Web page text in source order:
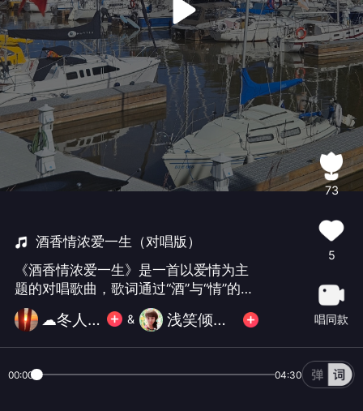
酒香情浓爱一生（对唱版）
《酒香情浓爱一生》是一首以爱情为主
题的对唱歌曲，歌词通过“酒”与“情”的意
象交融，表达恋人之间深厚、持久的情
感‌。歌曲以“红尘相遇”“举杯共饮”为引
子，将爱情比作陈年美酒，越沉淀越香
☁冬人☁ & 浅笑倾城·静沐暖阳（拒币）
73
5
唱同款
00:00 04:30